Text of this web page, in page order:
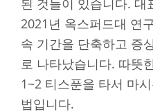
2021년 옥스퍼드대 연
속 기간을 단축하고 증
로 나타났습니다. 따뜻
1~2 티스푼을 타서 마
법입니다.